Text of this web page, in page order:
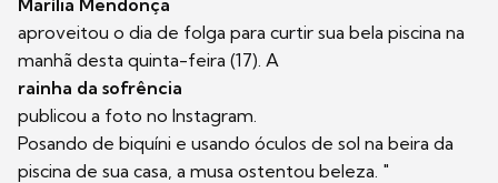
aproveitou o dia de folga para curtir sua bela piscina na
manhã desta quinta-feira (17). A
rainha da sofrência
publicou a foto no Instagram.
Posando de biquíni e usando óculos de sol na beira da
piscina de sua casa, a musa ostentou beleza. "